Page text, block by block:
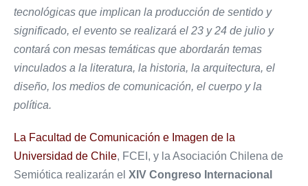
tecnológicas que implican la producción de sentido y
significado, el evento se realizará el 23 y 24 de julio y
contará con mesas temáticas que abordarán temas
vinculados a la literatura, la historia, la arquitectura, el
diseño, los medios de comunicación, el cuerpo y la
política.
La Facultad de Comunicación e Imagen de la
Universidad de Chile, FCEI, y la Asociación Chilena de
Semiótica realizarán el XIV Congreso Internacional